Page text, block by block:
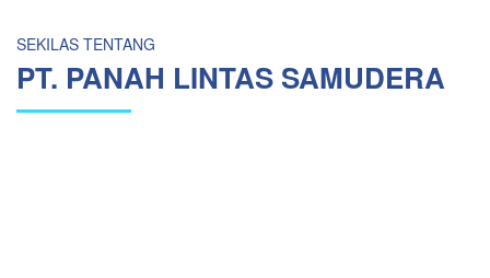
SEKILAS TENTANG
PT. PANAH LINTAS SAMUDERA